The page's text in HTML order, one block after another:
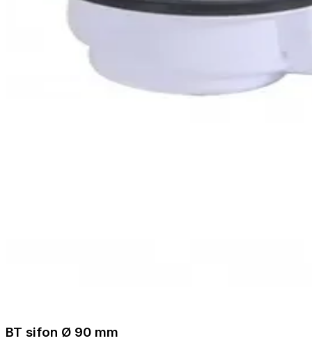
BT sifon Ø 90 mm